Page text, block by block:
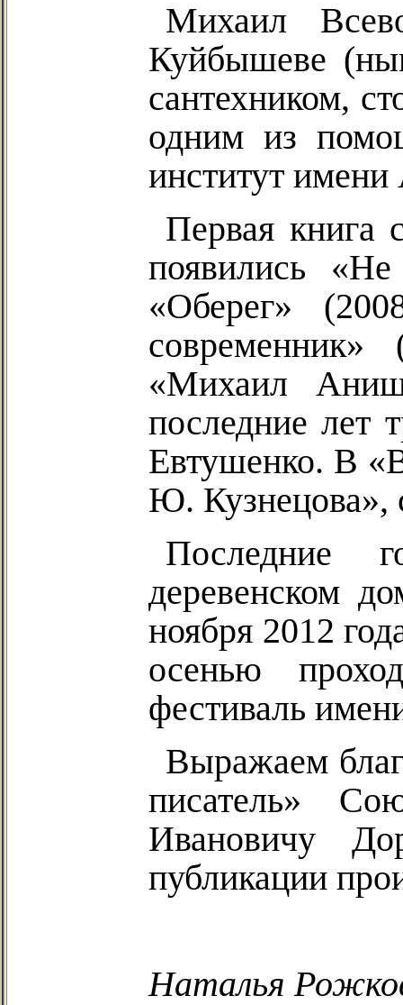
Михаил
Куйбышеве
сантехником,
одним из
институт
Первая книга
появились
«Оберег»
современник»
«Михаил
последние лет
Евтушенко. В
Ю. Кузнецова»,
Последние
деревенском
ноября 2012
осенью
фестиваль
Выражаем
писатель»
Ивановичу
публикации
Наталья